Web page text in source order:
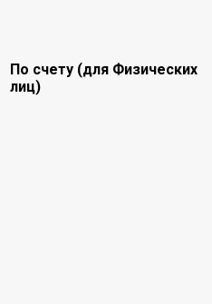
По счету (для Физических
лиц)